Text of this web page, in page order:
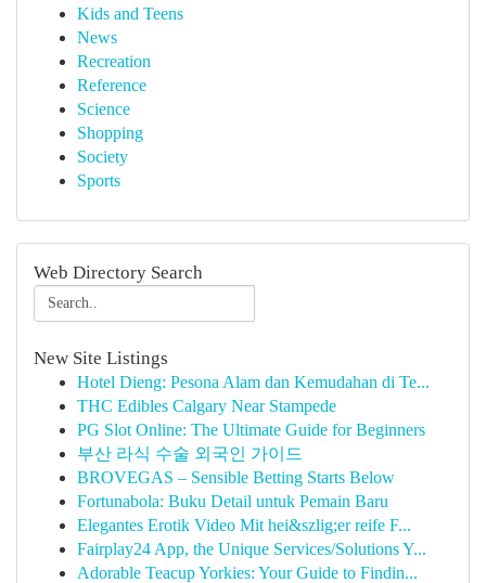
Kids and Teens
News
Recreation
Reference
Science
Shopping
Society
Sports
Web Directory Search
New Site Listings
Hotel Dieng: Pesona Alam dan Kemudahan di Te...
THC Edibles Calgary Near Stampede
PG Slot Online: The Ultimate Guide for Beginners
부산 라식 수술 외국인 가이드
BROVEGAS – Sensible Betting Starts Below
Fortunabola: Buku Detail untuk Pemain Baru
Elegantes Erotik Video Mit hei&szlig;er reife F...
Fairplay24 App, the Unique Services/Solutions Y...
Adorable Teacup Yorkies: Your Guide to Findin...